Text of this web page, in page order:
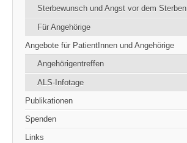
Sterbewunsch und Angst vor dem Sterben
Für Angehörige
Angebote für PatientInnen und Angehörige
Angehörigentreffen
ALS-Infotage
Publikationen
Spenden
Links